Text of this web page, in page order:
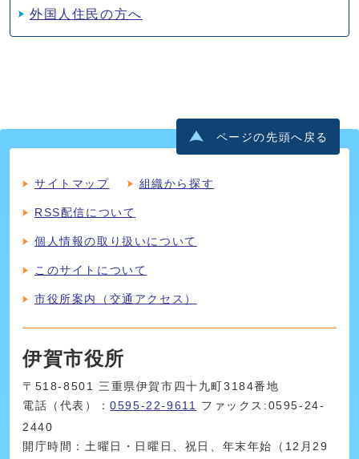
外国人住民の方へ
ページの先頭へ戻る
サイトマップ 組織から探す
RSS配信について
個人情報の取り扱いについて
このサイトについて
市役所案内（交通アクセス）
伊賀市役所
〒518-8501 三重県伊賀市四十九町3184番地
電話（代表）：0595-22-9611
ファックス:0595-24-
2440
開庁時間：土曜日・日曜日、祝日、年末年始（12月29